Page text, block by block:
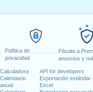
Política de
privacidad
Pásate a
anuncios y
Calculadora
Calendario
anual
API for developers
Exportación estándar
Excel